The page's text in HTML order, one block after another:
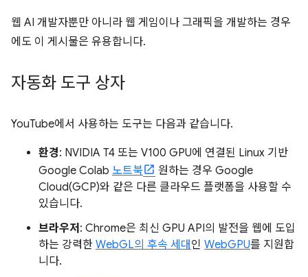
웹 AI 개발자뿐만 아니라 웹 게임이나 그래픽을 개발하는 경우
에도 이 게시물은 유용합니다.
자동화 도구 상자
YouTube에서 사용하는 도구는 다음과 같습니다.
환경: NVIDIA T4 또는 V100 GPU에 연결된 Linux 기반
Google Colab 노트북
원하는 경우 Google
Cloud(GCP)와 같은 다른 클라우드 플랫폼을 사용할 수
있습니다.
브라우저 : Chrome은 최신 GPU API의 발전을 웹에 도입
하는 강력한 WebGL의 후속 세대 인 WebGPU를 지원합
니다.